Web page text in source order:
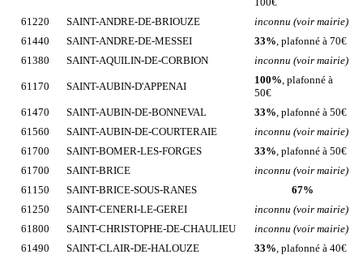
61220
SAINT-ANDRE-DE-BRIOUZE
inconnu (voir mairie)
61440
SAINT-ANDRE-DE-MESSEI 33% , plafonné à 70€
61380
SAINT-AQUILIN-DE-CORBION inconnu (voir mairie)
61170 SAINT-AUBIN-D'APPENAI
100% , plafonné à
50€
61470
SAINT-AUBIN-DE-BONNEVAL 33% , plafonné à 50€
61560
SAINT-AUBIN-DE-COURTERAIE
inconnu (voir mairie)
61700
SAINT-BOMER-LES-FORGES 33% , plafonné à 50€
61700
SAINT-BRICE
inconnu (voir mairie)
61150
SAINT-BRICE-SOUS-RANES
67%
61250
SAINT-CENERI-LE-GEREI
inconnu (voir mairie)
61800
SAINT-CHRISTOPHE-DE-CHAULIEU
inconnu (voir mairie)
61490
SAINT-CLAIR-DE-HALOUZE 33% , plafonné à 40€